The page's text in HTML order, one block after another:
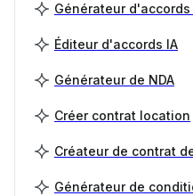
Générateur d'accords
Éditeur d'accords IA
Générateur de NDA
Créer contrat location
Créateur de contrat
Générateur de